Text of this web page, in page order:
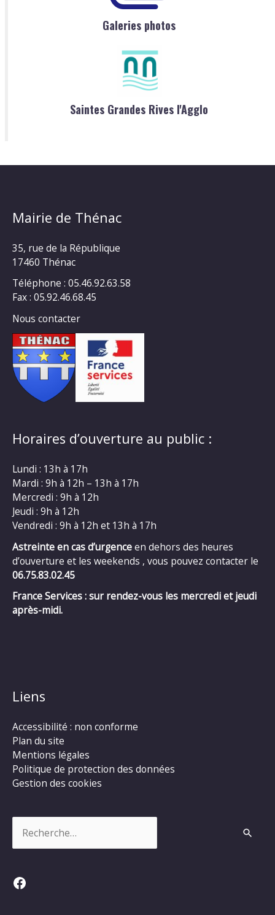
Galeries photos
Saintes Grandes Rives l'Agglo
Mairie de Thénac
35, rue de la République
17460 Thénac
Téléphone : 05.46.92.63.58
Fax : 05.92.46.68.45
Nous contacter
Horaires d’ouverture au public :
Lundi : 13h à 17h
Mardi : 9h à 12h – 13h à 17h
Mercredi : 9h à 12h
Jeudi : 9h à 12h
Vendredi : 9h à 12h et 13h à 17h
Astreinte en cas d’urgenceen dehors des heures
d’ouverture et les weekends , vous pouvez contacter le
06.75.83.02.45
France Services : sur rendez-vous les mercredi et jeudi
après-midi.
Liens
Accessibilité : non conforme
Plan du site
Mentions légales
Politique de protection des données
Gestion des cookies
Facebook